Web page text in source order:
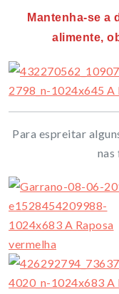
Mantenha-se a
alimente,
Para espreitar